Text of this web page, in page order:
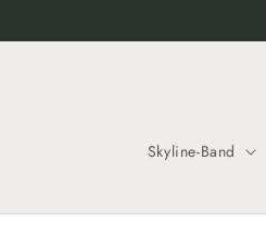
Skyline-Band